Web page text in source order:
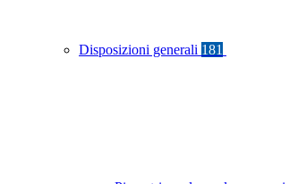
Disposizioni generali 181